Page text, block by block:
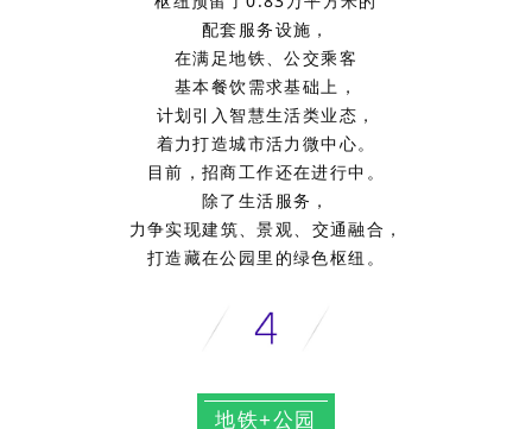
配套服务设施，
在满足地铁、公交乘客
基本餐饮需求基础上，
计划引入智慧生活类业态，
着力打造城市活力微中心。
目前，招商工作还在进行中。
除了生活服务，
力争实现建筑、景观、交通融合，
打造藏在公园里的绿色枢纽。
地铁+公园